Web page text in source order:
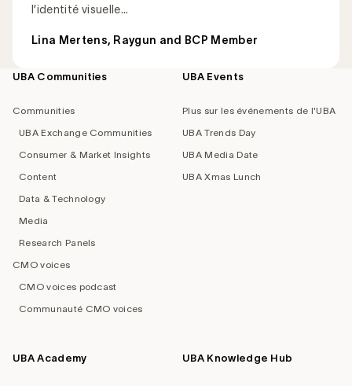
l’identité visuelle...
Lina Mertens, Raygun and BCP Member
Footer
UBA Communities
Communities
UBA Exchange Communities
Consumer & Market Insights
Content
Data & Technology
Media
Research Panels
CMO voices
CMO voices podcast
Communauté CMO voices
UBA Events
Plus sur les événements de l'UBA
UBA Trends Day
UBA Media Date
UBA Xmas Lunch
UBA Academy UBA Knowledge Hub